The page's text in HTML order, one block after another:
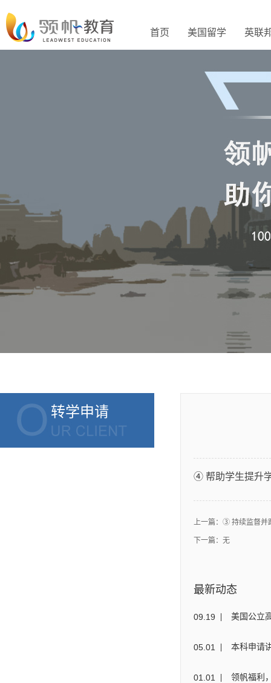
首页 美国留学 英联
转学申请
④ 帮助学生提升
上一篇： ③ 持续监督并
下一篇：无
最新动态
09 19 美国公立
05 01 本科申请
01 01 领帆福利